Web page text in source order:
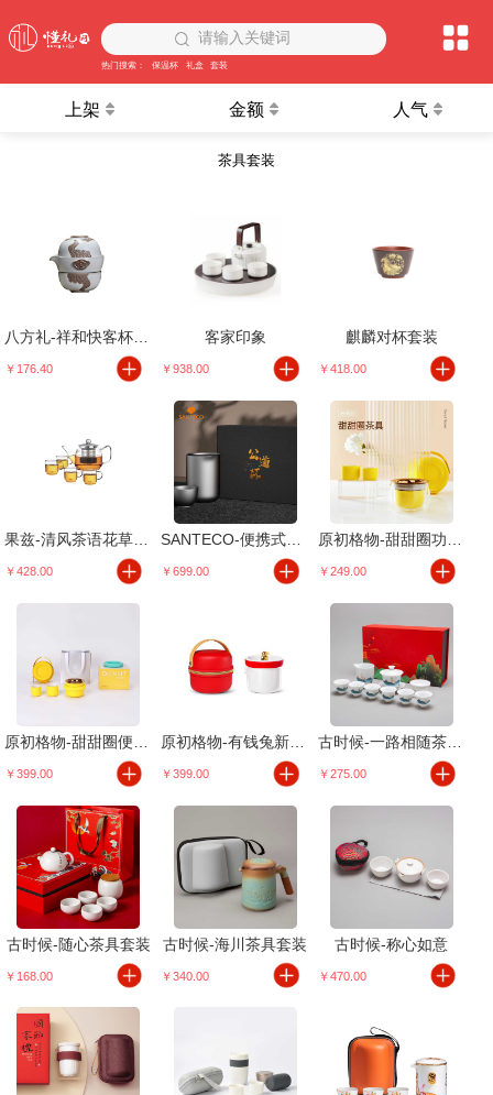
请输入关键词
热门搜索： 保温杯 礼盒 套装
上架 金额 人气
茶具套装
￥176.40
客家印象
￥938.00
麒麟对杯套装
￥418.00
￥428.00 ￥699.00 ￥249.00
￥399.00 ￥399.00
古时候-一路相随茶具套装
￥275.00
古时候-随心茶具套装
￥168.00
古时候-海川茶具套装
￥340.00
古时候-称心如意
￥470.00